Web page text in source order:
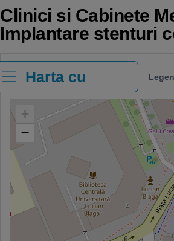
Clinici si Cabinete
Implantare stenturi
Harta cu
clinici
+
−